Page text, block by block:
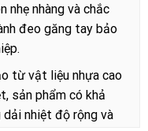
nhẹ nhàng và chắc
đeo găng tay bảo
từ vật liệu nhựa cao
sản phẩm có khả
nhiệt độ rộng và